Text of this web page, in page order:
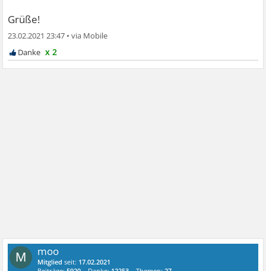
Grüße!
23.02.2021 23:47 •
x 2
M moo
Mitglied seit: 17.02.2021